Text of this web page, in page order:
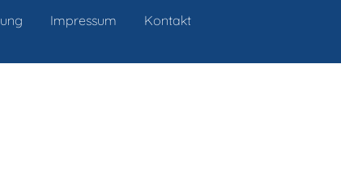
Impressum Kontakt